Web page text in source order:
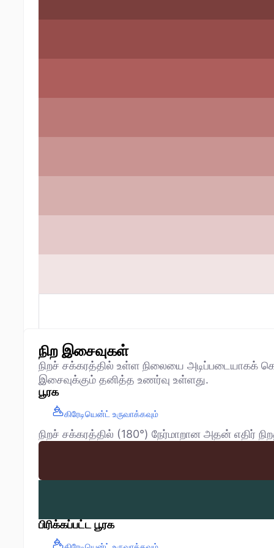
நிற இசைவுகள்
நிறச் சக்கரத்தில் உள்ள நிலையை
இசைவுக்கும் தனித்த உணர்வு உள்ளது.
பூரக
கிரேடியென்ட் உருவாக்கவும்
நிறச் சக்கரத்தில் (180°) நேர்மாறான அதன் எதிர்
பிரிக்கப்பட்ட பூரக